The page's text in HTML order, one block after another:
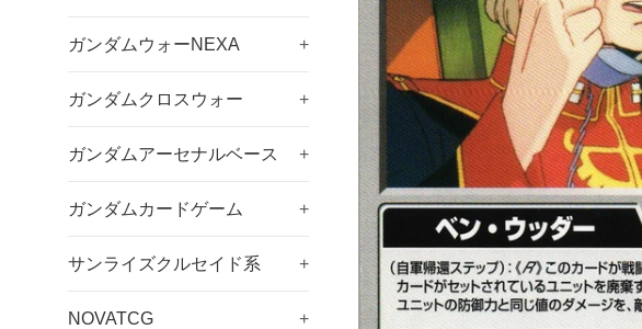
ガンダムウォーNEXA +
ガンダムクロスウォー +
ガンダムアーセナルベース +
ガンダムカードゲーム +
サンライズクルセイド系 +
NOVATCG +